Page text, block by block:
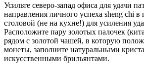
Усильте северо-запад офиса для удачи
направления личного успеха sheng chi в
столовой (не на кухне!) для усиления
Расположите пару золотых палочек
рядом с золотой чашей, в которую
монеты, заполните натуральными
искусственными брильянтами.